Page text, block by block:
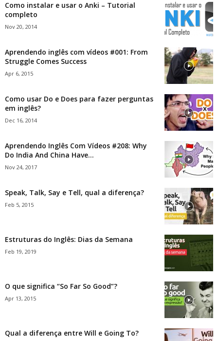
Como instalar e usar o Anki – Tutorial
completo
Nov 20, 2014
Aprendendo inglês com vídeos #001: From
Struggle Comes Success
Apr 6, 2015
Como usar Do e Does para fazer perguntas
em inglês?
Dec 16, 2014
Aprendendo Inglês Com Vídeos #208: Why
Do India And China Have...
Nov 24, 2017
Speak, Talk, Say e Tell, qual a diferença?
Feb 5, 2015
Estruturas do Inglês: Dias da Semana
Feb 19, 2019
O que significa “So Far So Good”?
Apr 13, 2015
Qual a diferença entre Will e Going To?